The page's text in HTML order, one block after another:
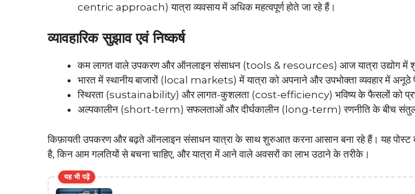
centric approach) यात्रा व्यवसाय में अधिक महत्वपूर्ण होते जा रहे हैं।
व्यावहारिक सुझाव एवं निष्कर्ष
कम लागत वाले उपकरण और ऑनलाइन संसाधन (tools & resources) आज यात्रा उद्योग में
भारत में स्थानीय बाजारों (local markets) में यात्रा को अपनाने और उपभोक्ता व्यवहार में
स्थिरता (sustainability) और लागत-कुशलता (cost-efficiency) भविष्य के फैसलों को
अल्पकालीन (short-term) सफलताओं और दीर्घकालीन (long-term) रणनीति के बीच संतुलन
किफ़ायती उपकरण और बढ़ते ऑनलाइन संसाधन यात्रा के साथ शुरुआत करना आसान बना रहे हैं। यह पोस्ट
है, किन आम गलतियों से बचना चाहिए, और यात्रा में आने वाले अवसरों का लाभ उठाने के तरीके।
यह भी पढ़ें